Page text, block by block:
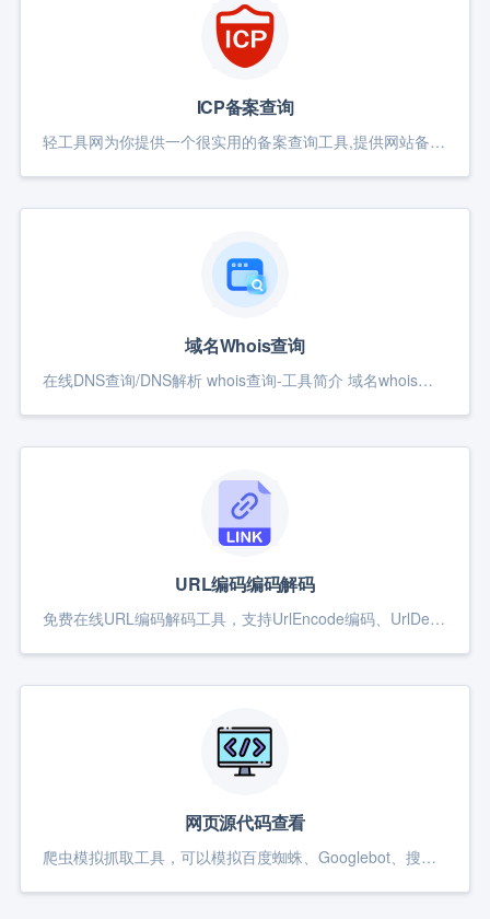
ICP备案查询
轻工具网为你提供一个很实用的备案查询工具,提供网站备案查询、icp备案查询、域名备案查询、工信部备案查询、公安备案查询、接入商信息查询等功能以及备案证书下载和功能定制的服务。
域名Whois查询
在线DNS查询/DNS解析 whois查询-工具简介 域名whois信息查询,查询域名的注册商,注册时间,DNS信息,域名持有者联系信息。 whois查询-使用说明 域名whois信息查询工具,输入待查...
URL编码编码解码
免费在线URL编码解码工具，支持UrlEncode编码、UrlDecode解码、URL转码、URL格式化、URL百分号转义、URL解密，无需下载，打开即用，快速完成在线URL编码解码互转。
网页源代码查看
爬虫模拟抓取工具，可以模拟百度蜘蛛、Googlebot、搜狗蜘蛛、360蜘蛛、Bingbot等常见搜索引擎的网页抓取行为。利用该工具抓取指定的网页，可以查看网页的响应头信息以及源文件内容。